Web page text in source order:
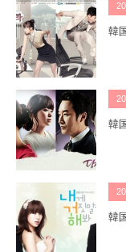
韓
韓
韓